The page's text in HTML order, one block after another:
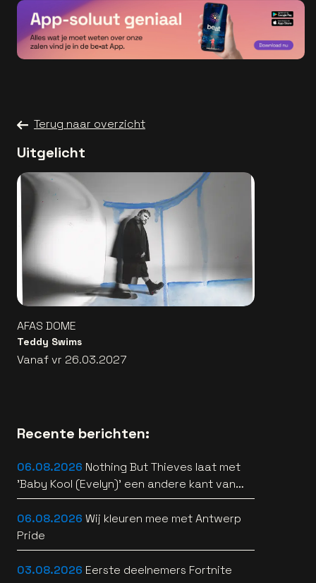
Terug naar overzicht
Uitgelicht
AFAS DOME
Teddy Swims
Vanaf vr 26.03.2027
Recente berichten:
06.08.2026 Nothing But Thieves laat met
'Baby Kool (Evelyn)' een andere kant van
zich horen [video]
06.08.2026 Wij kleuren mee met Antwerp
Pride
03.08.2026 Eerste deelnemers Fortnite